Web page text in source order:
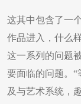
这其中包含了一
作品进入，什么
这一系列的问题
要面临的问题。
及与艺术系统，